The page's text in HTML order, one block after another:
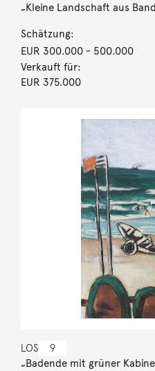
„Kleine Landschaft aus
Schätzung:
EUR 300.000- 500.000
Verkauft für:
EUR 375.000
LOS 9
„Badende mit grüner